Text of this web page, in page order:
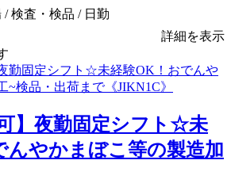
/ 検査・検品 / 日勤
詳細を表示
可】夜勤固定シフト☆未
んやかまぼこ等の製造加